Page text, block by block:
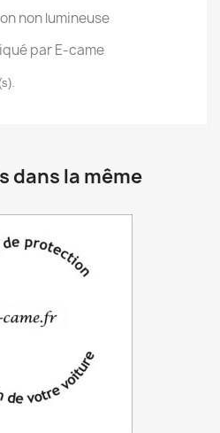
non lumineuse
par E-came
dans la même